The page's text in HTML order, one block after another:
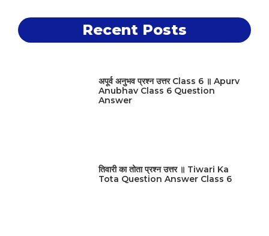
Recent Posts
अपूर्व अनुभव प्रश्न उत्तर Class 6 ॥ Apurv
Anubhav Class 6 Question
Answer
तिवारी का तोता प्रश्न उत्तर ॥ Tiwari Ka
Tota Question Answer Class 6